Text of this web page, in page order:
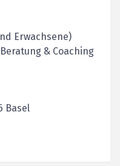
Erwachsene)
& Coaching
Basel